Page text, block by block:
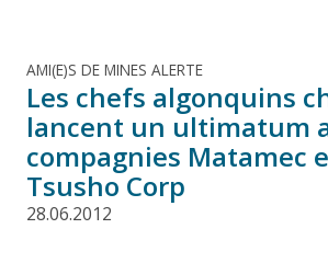
AMI(E)S DE MINES ALERTE
Les chefs algonquins
lancent un ultimatum
compagnies Matamec
Tsusho Corp
28.06.2012